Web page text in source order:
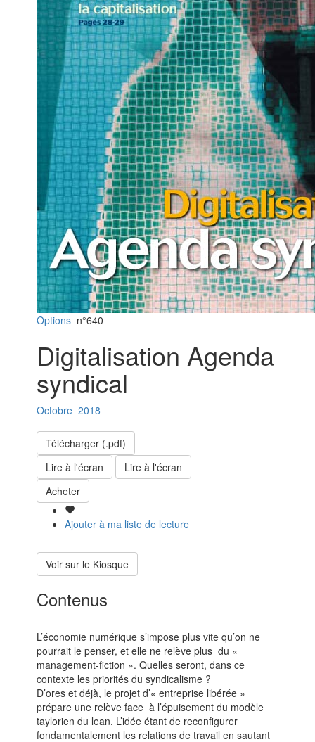
Options n°640
Digitalisation Agenda
syndical
Octobre 2018
Télécharger (.pdf)
Lire à l'écran
Lire à l'écran
Acheter
Ajouter à ma liste de lecture
Voir sur le Kiosque
Contenus
L’économie numérique s’impose plus vite qu’on ne
pourrait le penser, et elle ne relève plus du «
management-fiction ». Quelles seront, dans ce
contexte les priorités du syndicalisme ?
D’ores et déjà, le projet d’« entreprise libérée »
prépare une relève face à l’épuisement du modèle
taylorien du lean. L’idée étant de reconfigurer
fondamentalement les relations de travail en sautant